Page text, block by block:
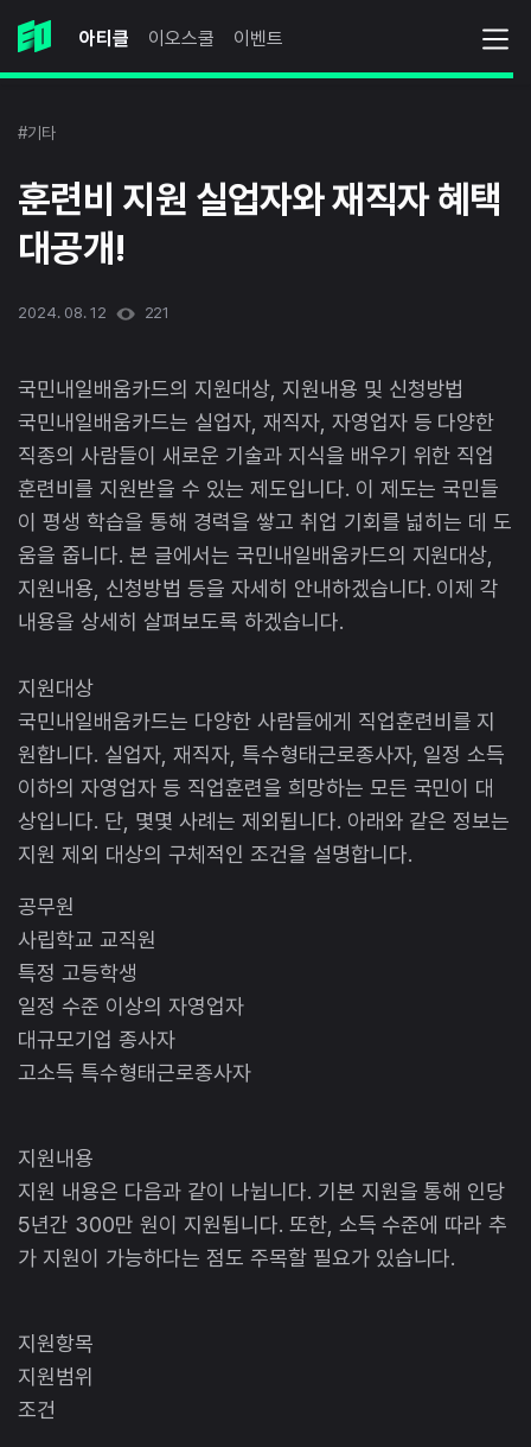
아티클 이오스쿨 이벤트
#기타
훈련비 지원 실업자와 재직자 혜택
대공개!
2024. 08. 12 221
국민내일배움카드의 지원대상, 지원내용 및 신청방법
국민내일배움카드는 실업자, 재직자, 자영업자 등 다양한
직종의 사람들이 새로운 기술과 지식을 배우기 위한 직업
훈련비를 지원받을 수 있는 제도입니다. 이 제도는 국민들
이 평생 학습을 통해 경력을 쌓고 취업 기회를 넓히는 데 도
움을 줍니다. 본 글에서는 국민내일배움카드의 지원대상,
지원내용, 신청방법 등을 자세히 안내하겠습니다. 이제 각
내용을 상세히 살펴보도록 하겠습니다.
지원대상
국민내일배움카드는 다양한 사람들에게 직업훈련비를 지
원합니다. 실업자, 재직자, 특수형태근로종사자, 일정 소득
이하의 자영업자 등 직업훈련을 희망하는 모든 국민이 대
상입니다. 단, 몇몇 사례는 제외됩니다. 아래와 같은 정보는
지원 제외 대상의 구체적인 조건을 설명합니다.
공무원
사립학교 교직원
특정 고등학생
일정 수준 이상의 자영업자
대규모기업 종사자
고소득 특수형태근로종사자
지원내용
지원 내용은 다음과 같이 나뉩니다. 기본 지원을 통해 인당
5년간 300만 원이 지원됩니다. 또한, 소득 수준에 따라 추
가 지원이 가능하다는 점도 주목할 필요가 있습니다.
지원항목
지원범위
조건